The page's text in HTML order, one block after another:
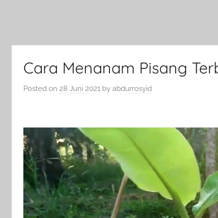
Cara Menanam Pisang
Posted on 28 Juni 2021 by abdurrosyid